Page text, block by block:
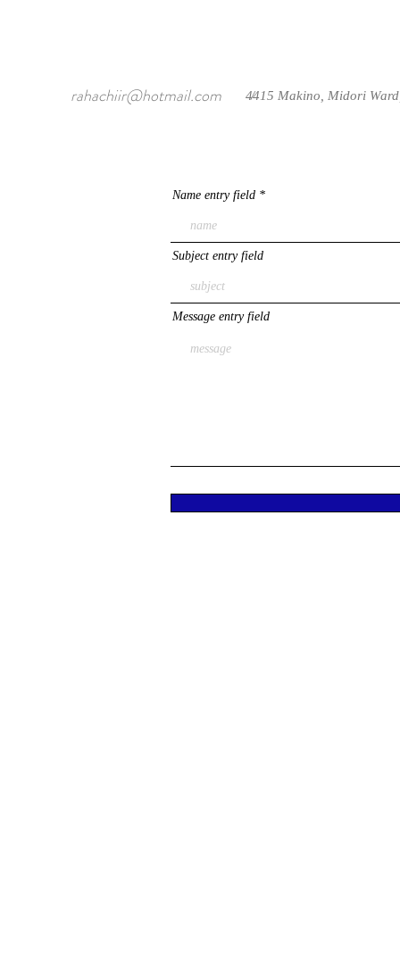
rahachiir@hotmail.com /
4415 Makino, Midori
Name entry field
Subject entry field
Message entry field